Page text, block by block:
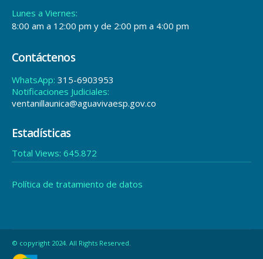
Lunes a Viernes:
8:00 am a 12:00 pm y de 2:00 pm a 4:00 pm
Contáctenos
WhatsApp: 315-6903953
Notificaciones Judiciales:
ventanillaunica@aguavivaesp.gov.co
Estadísticas
Total Views: 645.872
Política de tratamiento de datos
© copyright 2024. All Rights Reserved.